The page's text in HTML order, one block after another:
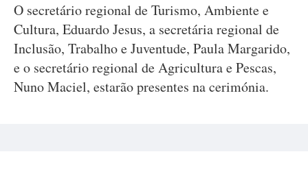
O secretário regional de Turismo, Ambiente e
Cultura, Eduardo Jesus, a secretária regional de
Inclusão, Trabalho e Juventude, Paula Margarido,
e o secretário regional de Agricultura e Pescas,
Nuno Maciel, estarão presentes na cerimónia.